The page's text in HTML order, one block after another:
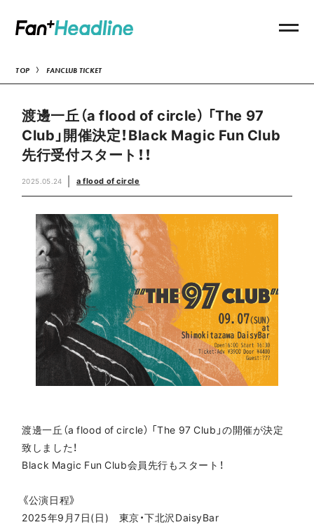
TOP FANCLUB TICKET
渡邊一丘（a flood of circle） 「The 97
Club」開催決定！Black Magic Fun Club
先行受付スタート！！
2025.05.24 a flood of circle
渡邊一丘（a flood of circle） 「The 97 Club」の開催が決定
致しました！
Black Magic Fun Club会員先行もスタート！
《公演日程》
2025年9月7日(日) 東京・下北沢DaisyBar